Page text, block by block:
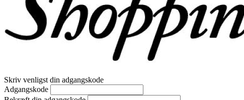
Skriv venligst din adgangskode
Adgangskode